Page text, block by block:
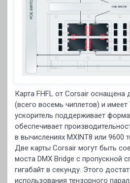
Карта FHFL от Corsair оснащена
(всего восемь чиплетов) и имеет
ускоритель поддерживает
обеспечивает
в вычислениях MXINT8 или 9600
Две карты Corsair могут быть
моста DMX Bridge с пропускной
гигабайт в секунду. Этого
использования тензорного